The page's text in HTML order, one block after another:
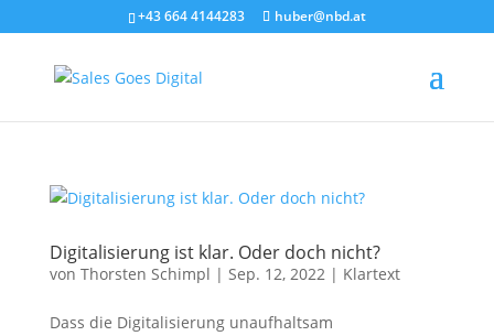
+43 664 4144283 huber@nbd.at
Digitalisierung ist klar. Oder doch nicht?
von Thorsten Schimpl | Sep. 12, 2022| Klartext
Dass die Digitalisierung unaufhaltsam